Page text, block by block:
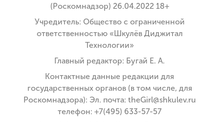
(Роскомнадзор) 26.04.2022 18+
Учредитель: Общество с ограниченной
ответственностью «Шкулёв Диджитал
Технологии»
Главный редактор: Бугай Е. А.
Контактные данные редакции для
государственных органов (в том числе, для
Роскомнадзора): Эл. почта: theGirl@shkulev.ru
телефон: +7(495) 633-57-57